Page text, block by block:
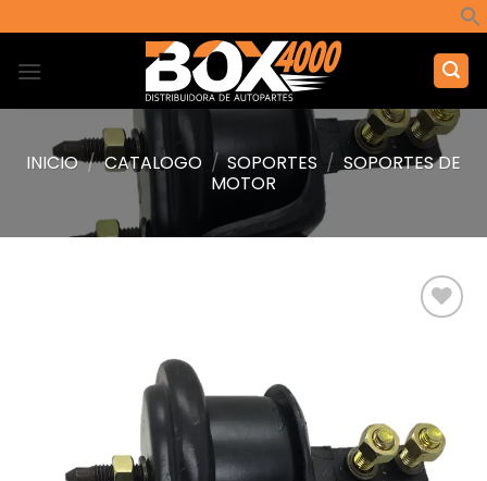
al
contenido
INICIO / CATALOGO / SOPORTES / SOPORTES DE
MOTOR